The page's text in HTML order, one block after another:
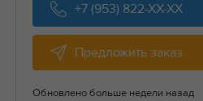
+7 (953) 822-XX-XX
Предложить заказ
Обновлено больше недели назад